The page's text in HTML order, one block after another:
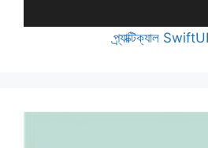
প্র্যাক্টিক্যাল